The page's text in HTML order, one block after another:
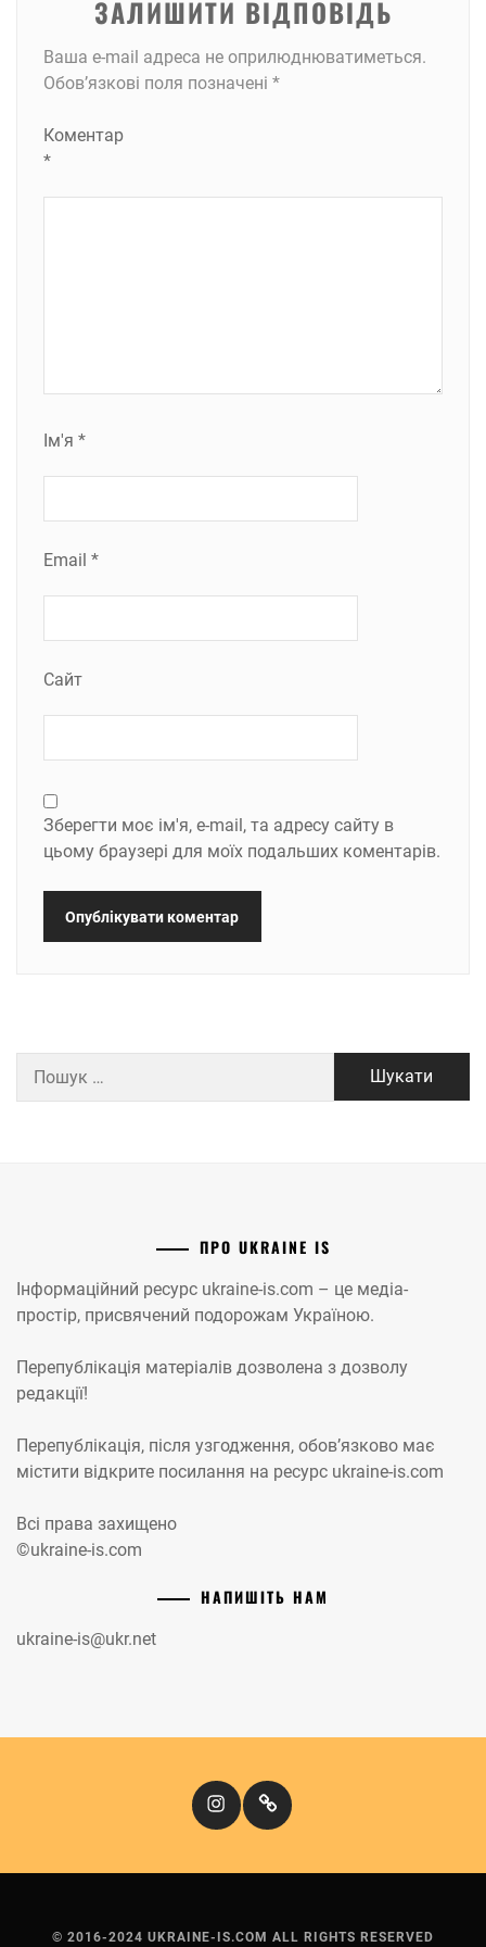
ЗАЛИШИТИ ВІДПОВІДЬ
Ваша e-mail адреса не оприлюднюватиметься.
Обов’язкові поля позначені *
Коментар
*
Ім'я *
Email *
Сайт
Зберегти моє ім'я, e-mail, та адресу сайту в
цьому браузері для моїх подальших коментарів.
ПРО UKRAINE IS
Інформаційний ресурс ukraine-is.com – це медіа-
простір, присвячений подорожам Україною.
Перепублікація матеріалів дозволена з дозволу
редакції!
Перепублікація, після узгодження, обов’язково має
містити відкрите посилання на ресурс ukraine-is.com
Всі права захищено
©ukraine-is.com
НАПИШІТЬ НАМ
ukraine-is@ukr.net
InstagramКіномандри
© 2016-2024 UKRAINE-IS.COM ALL RIGHTS RESERVED